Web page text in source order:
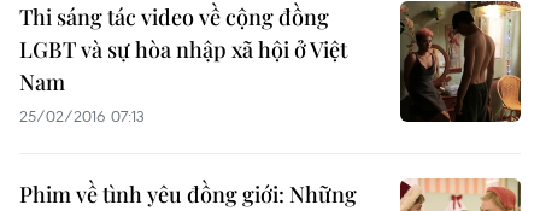
Thi sáng tác video về cộng đồng
LGBT và sự hòa nhập xã hội ở Việt
Nam
25/02/2016 07:13
Phim về tình yêu đồng giới: Những